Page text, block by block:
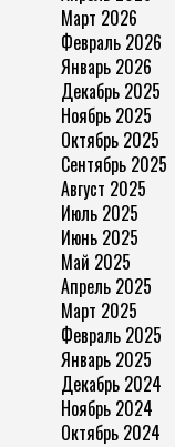
Март 2026
Февраль 2026
Январь 2026
Декабрь 2025
Ноябрь 2025
Октябрь 2025
Сентябрь 2025
Август 2025
Июль 2025
Июнь 2025
Май 2025
Апрель 2025
Март 2025
Февраль 2025
Январь 2025
Декабрь 2024
Ноябрь 2024
Октябрь 2024